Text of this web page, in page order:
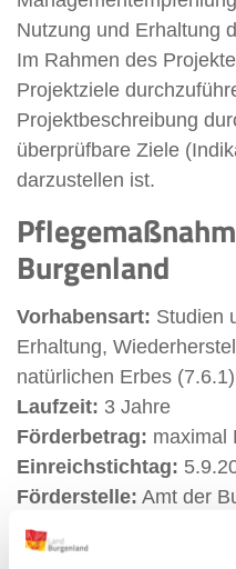
Nutzung und Erhaltung
Im Rahmen des
Projektziele
Projektbeschreibung
überprüfbare Ziele
darzustellen ist.
Burgenland
Vorhabensart: Studien
Erhaltung,
natürlichen Erbes (7.6.1)
Laufzeit: 3 Jahre
Förderbetrag: maximal
Einreichstichtag:
Förderstelle: Amt der
Landesregierung,
Entwicklung,